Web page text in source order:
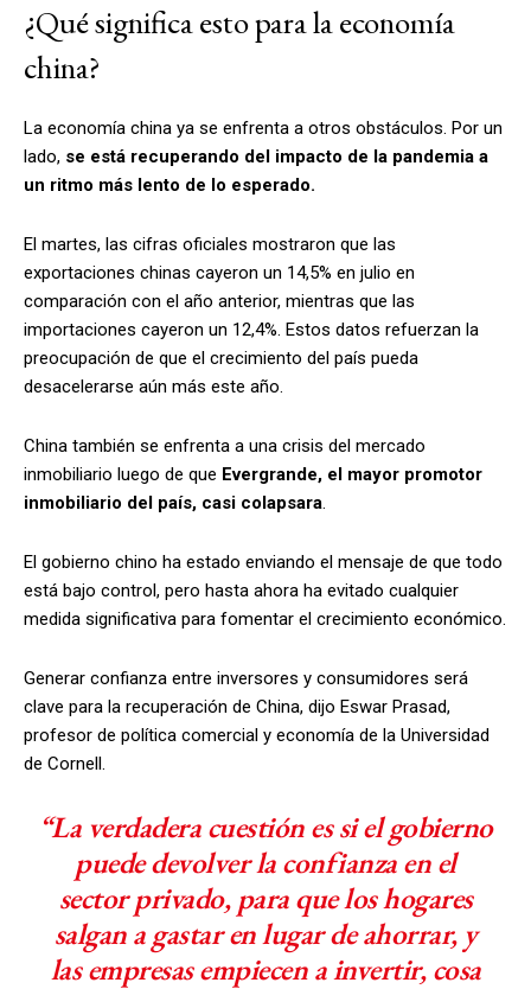
¿Qué significa esto para la economía
china?
La economía china ya se enfrenta a otros obstáculos. Por un
lado, se está recuperando del impacto de la pandemia a
un ritmo más lento de lo esperado.
El martes, las cifras oficiales mostraron que las
exportaciones chinas cayeron un 14,5% en julio en
comparación con el año anterior, mientras que las
importaciones cayeron un 12,4%. Estos datos refuerzan la
preocupación de que el crecimiento del país pueda
desacelerarse aún más este año.
China también se enfrenta a una crisis del mercado
inmobiliario luego de que Evergrande, el mayor promotor
inmobiliario del país, casi colapsara.
El gobierno chino ha estado enviando el mensaje de que todo
está bajo control, pero hasta ahora ha evitado cualquier
medida significativa para fomentar el crecimiento económico.
Generar confianza entre inversores y consumidores será
clave para la recuperación de China, dijo Eswar Prasad,
profesor de política comercial y economía de la Universidad
de Cornell.
“La verdadera cuestión es si el gobierno
puede devolver la confianza en el
sector privado, para que los hogares
salgan a gastar en lugar de ahorrar, y
las empresas empiecen a invertir, cosa